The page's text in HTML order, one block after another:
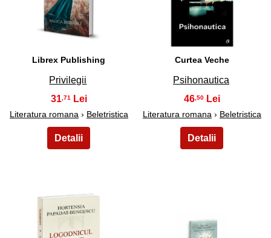
29
Librex Publishing
Privilegii
31 ,71
Literatura romana › Beletristica
30
Curtea Veche
Psihonautica
46,50
Literatura romana › Beletristica